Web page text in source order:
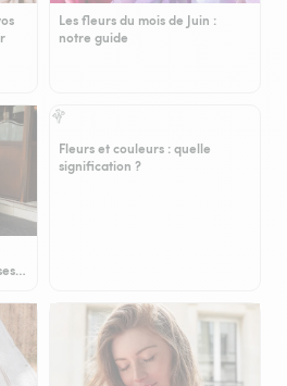
Les fleurs du mois de Juin :
notre guide
Fleurs et couleurs : quelle
signification ?